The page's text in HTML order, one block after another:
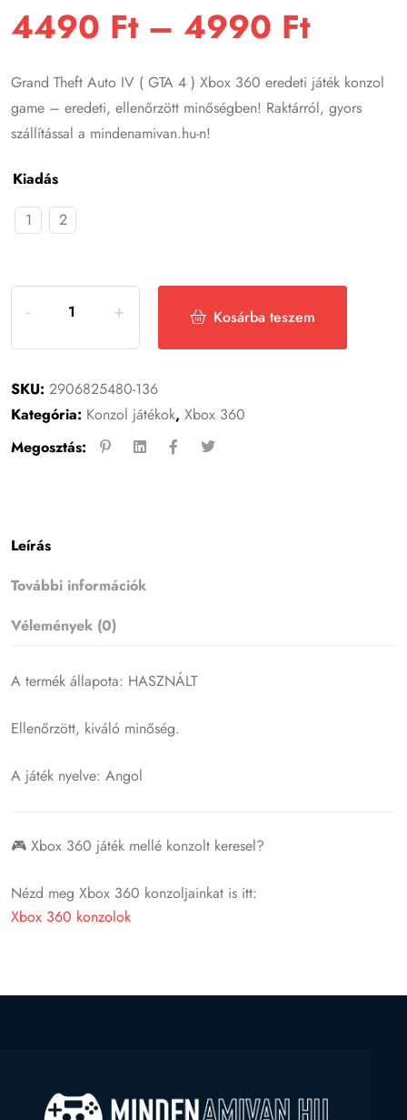
4490 Ft–4990 Ft
Grand Theft Auto IV ( GTA 4 ) Xbox 360 eredeti játék konzol
game – eredeti, ellenőrzött minőségben! Raktárról, gyors
szállítással a mindenamivan.hu-n!
Kiadás
1
2
Kosárba teszem
SKU:2906825480-136
Kategória: Konzol játékok,Xbox 360
Megosztás:
Leírás
További információk
Vélemények (0)
A termék állapota: HASZNÁLT
Ellenőrzött, kiváló minőség.
A játék nyelve: Angol
🎮 Xbox 360 játék mellé konzolt keresel?
Nézd meg Xbox 360 konzoljainkat is itt:
Xbox 360 konzolok